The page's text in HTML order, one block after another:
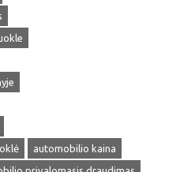
automobilio kaina